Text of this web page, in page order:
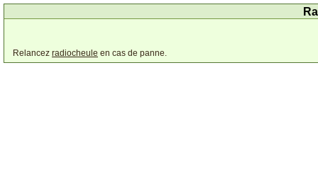
Relancez radiocheule en cas de panne.